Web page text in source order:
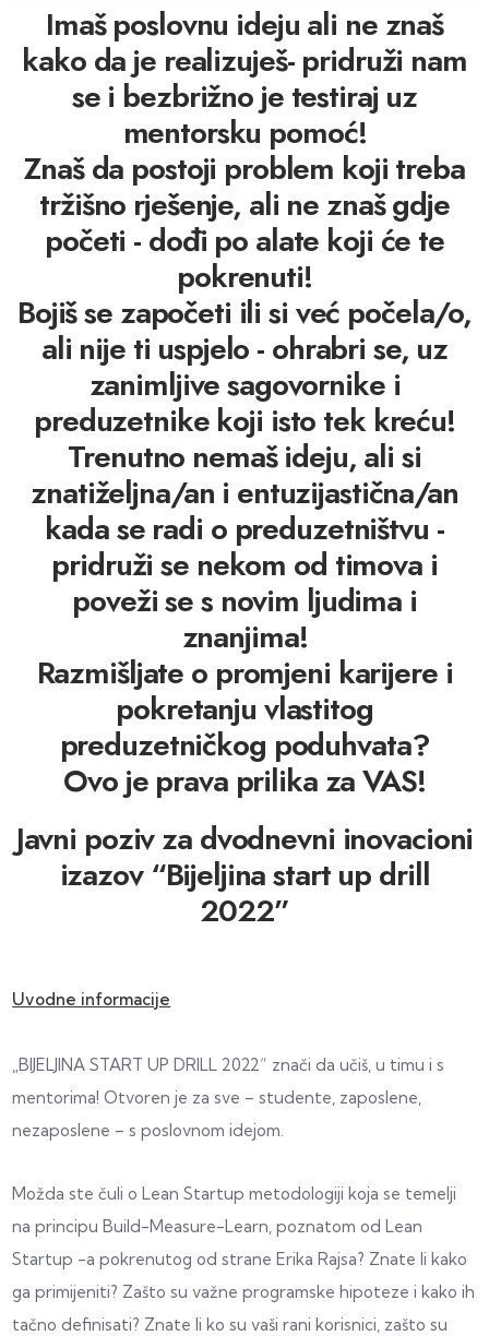
Imaš poslovnu ideju ali ne znaš
kako da je realizuješ- pridruži nam
se i bezbrižno je testiraj uz
mentorsku pomoć!
Znaš da postoji problem koji treba
tržišno rješenje, ali ne znaš gdje
početi - dođi po alate koji će te
pokrenuti!
Bojiš se započeti ili si već počela/o,
ali nije ti uspjelo - ohrabri se, uz
zanimljive sagovornike i
preduzetnike koji isto tek kreću!
Trenutno nemaš ideju, ali si
znatiželjna/an i entuzijastična/an
kada se radi o preduzetništvu -
pridruži se nekom od timova i
poveži se s novim ljudima i
znanjima!
Razmišljate o promjeni karijere i
pokretanju vlastitog
preduzetničkog poduhvata?
Ovo je prava prilika za VAS!
Javni poziv za dvodnevni inovacioni
izazov “Bijeljina start up drill
2022”
Uvodne informacije
„BIJELJINA START UP DRILL 2022“ znači da učiš, u timu i s
mentorima! Otvoren je za sve – studente, zaposlene,
nezaposlene – s poslovnom idejom.
Možda ste čuli o Lean Startup metodologiji koja se temelji
na principu Build-Measure-Learn, poznatom od Lean
Startup -a pokrenutog od strane Erika Rajsa? Znate li kako
ga primijeniti? Zašto su važne programske hipoteze i kako ih
tačno definisati? Znate li ko su vaši rani korisnici, zašto su